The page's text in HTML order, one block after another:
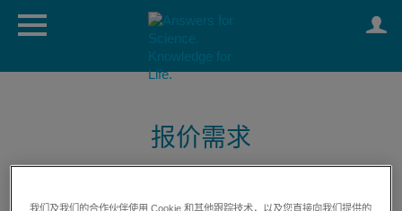
报价需求
我们及我们的合作伙伴使用 Cookie 和其他跟踪技术，以及您直接向我们提供的